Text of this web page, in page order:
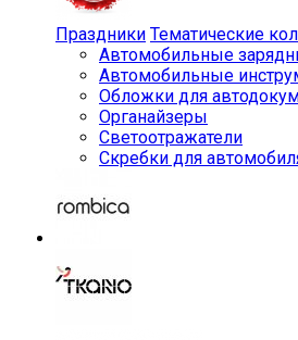
Праздники Тематические
Автомобильные
Автомобильные
Обложки для
Органайзеры
Светоотражатели
Скребки для